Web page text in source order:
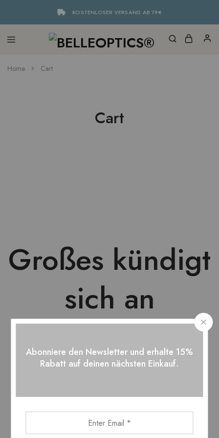
KOSTENLOSER VERSAND AB 79€
Home Cart
Cart
Großes kündigt
sich an
Hier bahnt sich etwas Großes an! Unser Shop ist in Arbeit und
wird bald veröffentlicht!
Abonniere den Newsletter und erhalte 15%
Rabatt auf deinen nächsten Einkauf.